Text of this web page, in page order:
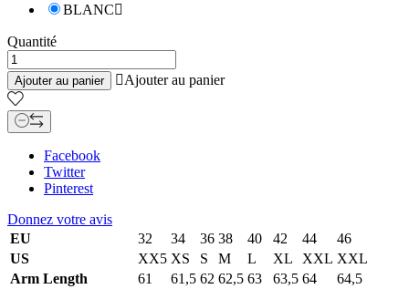
BLANC
Quantité
Ajouter au panier Ajouter au panier
Facebook
Twitter
Pinterest
Donnez votre avis
EU
32 34 36 38 40 42 44
46
US
XX5 XS S M L XL XXL XXL
Arm Length
61 61,5 62 62,5 63 63,5 64
64,5